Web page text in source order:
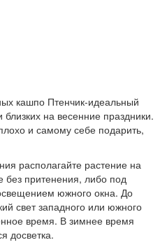
кашпо Птенчик-идеальный
на весенние праздники.
и самому себе подарить,
располагайте растение на
без притенения, либо под
южного окна. До
свет западного или южного
время. В зимнее время
досветка.